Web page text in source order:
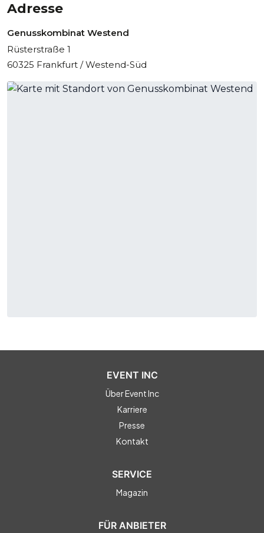
Adresse
Genusskombinat Westend
Rüsterstraße 1
60325 Frankfurt / Westend-Süd
EVENT INC
Über Event Inc
Karriere
Presse
Kontakt
SERVICE
Magazin
FÜR ANBIETER